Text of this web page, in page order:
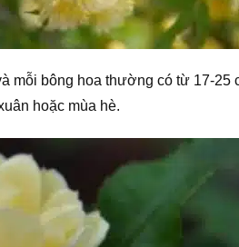
mỗi bông hoa thường có từ 17-
hoặc mùa hè.